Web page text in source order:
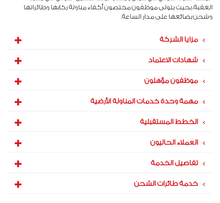
العقبة، بحيث يتولى موظفون مختصون أكفاء مناولة ركابها وطائراتها
وشحن بضائعها على مدار الساعة.
مزايا الشركة
شهادات الاعتماد
موظفون مؤهلون
مهمة وحدة خدمات المناولة الأرضية
الخطط المستقبلية
العملاء الحاليون
تفاصيل الخدمة
خدمة طائرات الشحن